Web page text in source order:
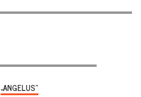
„ANGELUS“